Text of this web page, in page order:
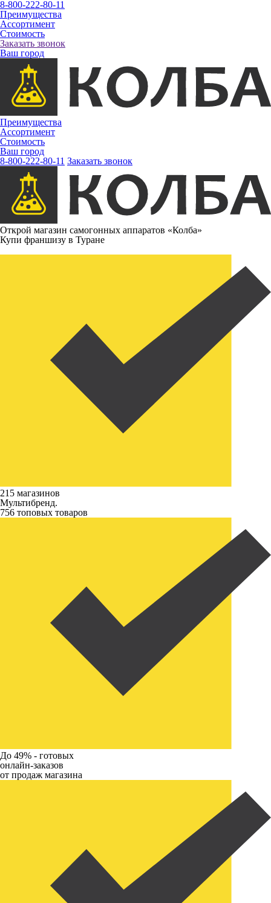
8-800-222-80-11
Преимущества
Ассортимент
Стоимость
Заказать звонок
Ваш город
Преимущества
Ассортимент
Стоимость
Ваш город
8-800-222-80-11 Заказать звонок
Открой магазин самогонных аппаратов «Колба»
Купи франшизу в Туране
215 магазинов
Мультибренд.
756 топовых товаров
До 49% - готовых
онлайн-заказов
от продаж магазина